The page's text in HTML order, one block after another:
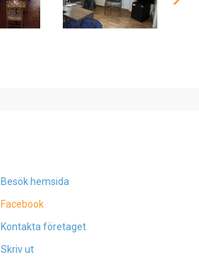
Besök hemsida
Facebook
Kontakta företaget
Skriv ut